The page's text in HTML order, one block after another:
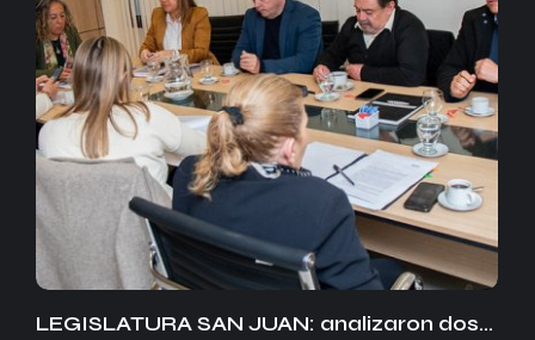
LEGISLATURA SAN JUAN: analizaron dos…